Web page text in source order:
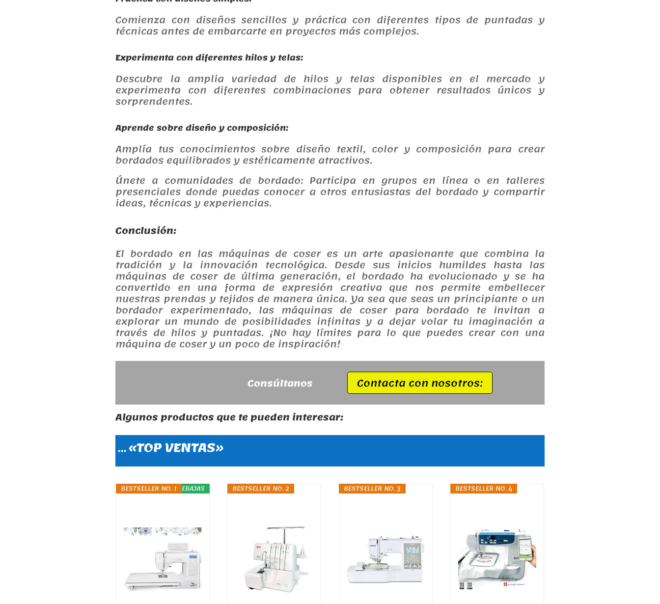
Comienza con diseños sencillos y práctica con diferentes tipos de puntadas y
técnicas antes de embarcarte en proyectos más complejos.
Experimenta con diferentes hilos y telas:
Descubre la amplia variedad de hilos y telas disponibles en el mercado y
experimenta con diferentes combinaciones para obtener resultados únicos y
sorprendentes.
Aprende sobre diseño y composición:
Amplía tus conocimientos sobre diseño textil, color y composición para crear
bordados equilibrados y estéticamente atractivos.
Únete a comunidades de bordado: Participa en grupos en línea o en talleres
presenciales donde puedas conocer a otros entusiastas del bordado y compartir
ideas, técnicas y experiencias.
Conclusión:
El bordado en las máquinas de coser es un arte apasionante que combina la
tradición y la innovación tecnológica. Desde sus inicios humildes hasta las
máquinas de coser de última generación, el bordado ha evolucionado y se ha
convertido en una forma de expresión creativa que nos permite embellecer
nuestras prendas y tejidos de manera única. Ya sea que seas un principiante o un
bordador experimentado, las máquinas de coser para bordado te invitan a
explorar un mundo de posibilidades infinitas y a dejar volar tu imaginación a
través de hilos y puntadas. ¡No hay límites para lo que puedes crear con una
máquina de coser y un poco de inspiración!
Consúltanos Contacta con nosotros:
Algunos productos que te pueden interesar:
…«TOP VENTAS»
REBAJAS
BESTSELLER NO. 1 BESTSELLER NO. 2 BESTSELLER NO. 3 BESTSELLER NO. 4